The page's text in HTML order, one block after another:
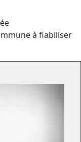
à fiabiliser